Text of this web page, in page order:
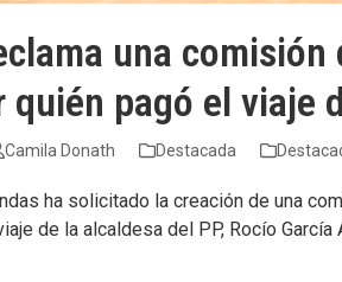
una
quién pagó el viaje
Camila Donath Destacada
ha solicitado la creación de una
de la alcaldesa del PP, Rocío